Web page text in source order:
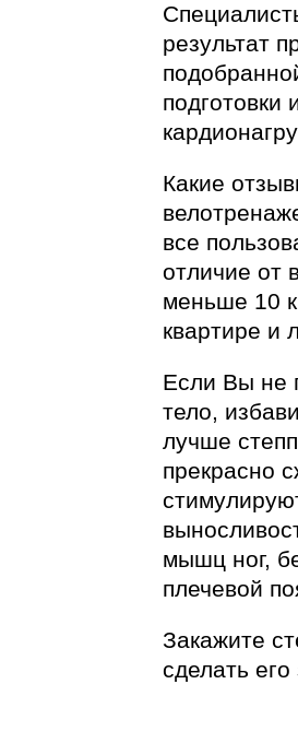
результат
подготовки
Какие
все
отличие от
меньше 10
квартире и
Если Вы не
тело,
лучше
прекрасно
мышц ног,
плечевой
Закажите
сделать